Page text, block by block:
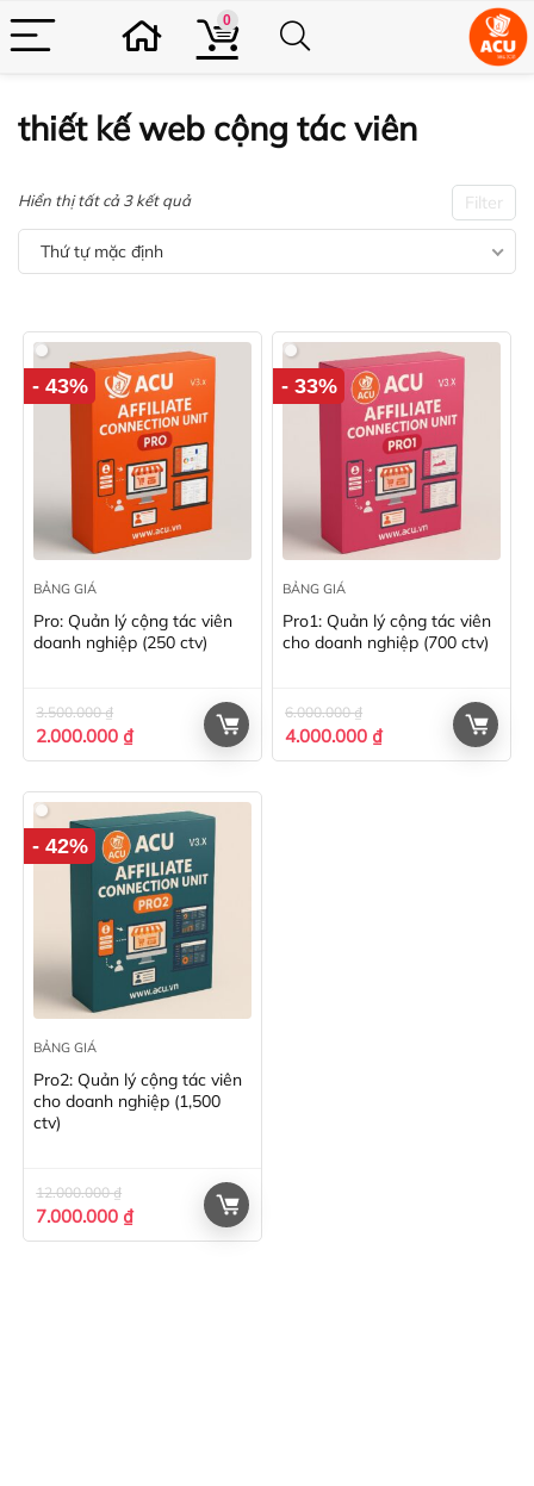
0
thiết kế web cộng tác viên
Filter
Hiển thị tất cả 3 kết quả
Thứ tự mặc định
- 43%
BẢNG GIÁ
Pro: Quản lý cộng tác viên
doanh nghiệp (250 ctv)
3.500.000₫
Giá
gốc
3.500.000 ₫.
2.000.000 ₫Giá
hiện
là:
2.000.000 ₫.
- 33%
BẢNG GIÁ
Pro1: Quản lý cộng tác viên
cho doanh nghiệp (700 ctv)
6.000.000₫
Giá
gốc
4.000.000 ₫Giá
hiện
- 42%
BẢNG GIÁ
Pro2: Quản lý cộng tác viên
cho doanh nghiệp (1,500
ctv)
12.000.000₫
Giá
gốc
7.000.000 ₫Giá
hiện